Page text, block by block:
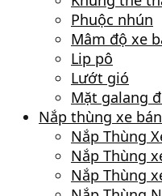
Phuộc nhún
Mâm độ xe
Lip pô
Lướt gió
Mặt galang
Nắp thùng xe
Nắp Thùng
Nắp Thùng
Nắp Thùng